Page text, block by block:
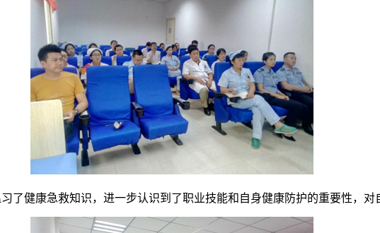
健康急救知识，进一步认识到了职业技能和自身健康防护的重要性，对